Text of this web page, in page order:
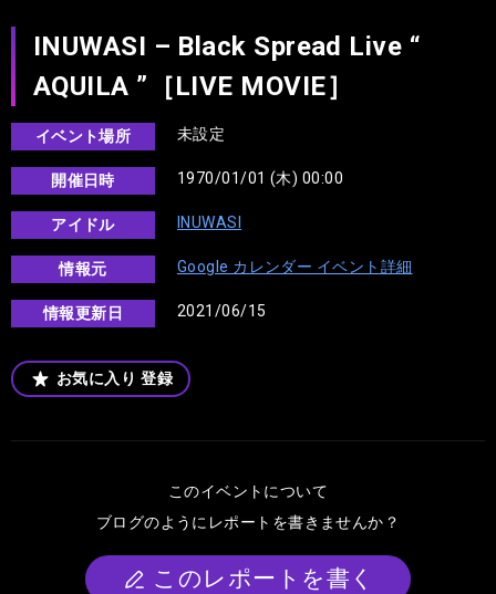
INUWASI – Black Spread Live “
AQUILA ”［LIVE MOVIE］
イベント場所 未設定
開催日時 1970/01/01 (木) 00:00
アイドル INUWASI
情報元 Google カレンダー イベント詳細
情報更新日 2021/06/15
お気に入り 登録
このイベントについて
ブログのようにレポートを書きませんか？
このレポートを書く